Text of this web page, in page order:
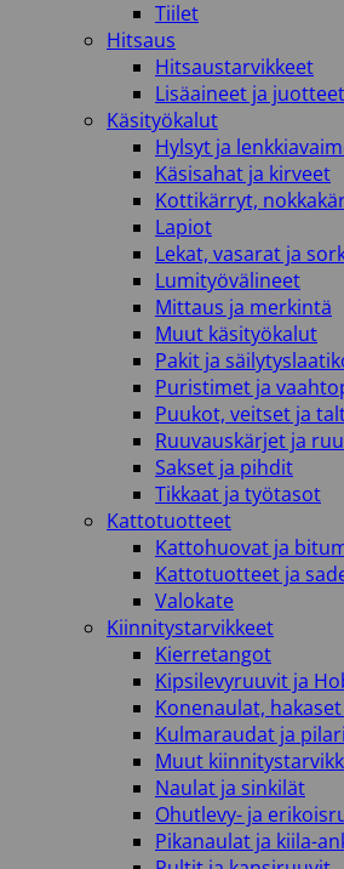
Tiilet
Hitsaus
Hitsaustarvikkeet
Lisäaineet ja juotteet
Käsityökalut
Hylsyt ja
Käsisahat ja kirveet
Kottikärryt,
Lapiot
Lekat, vasarat ja
Lumityövälineet
Mittaus ja merkintä
Muut käsityökalut
Pakit ja
Puristimet ja
Puukot, veitset ja
Ruuvauskärjet ja
Sakset ja pihdit
Tikkaat ja työtasot
Kattotuotteet
Kattohuovat ja
Kattotuotteet ja
Valokate
Kiinnitystarvikkeet
Kierretangot
Kipsilevyruuvit ja
Konenaulat,
Kulmaraudat ja
Muut
Naulat ja sinkilät
Ohutlevy- ja
Pikanaulat ja kiila-